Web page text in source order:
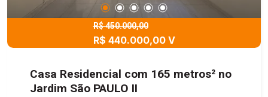
R$ 450.000,00
R$ 440.000,00 V
Casa Residencial com 165 metros² no
Jardim São PAULO II